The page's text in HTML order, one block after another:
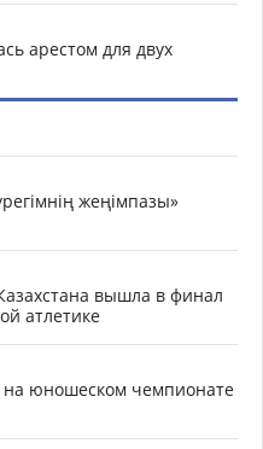
арестом для двух
жеңімпазы»
вышла в финал
атлетике
на юношеском чемпионате